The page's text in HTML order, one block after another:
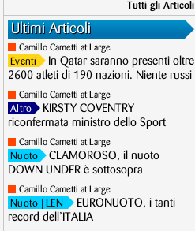
Tutti gli Articoli
Ultimi Articoli
Camillo Cametti at Large
Eventi
In Qatar saranno presenti oltre
2600 atleti di 190 nazioni. Niente russi
Camillo Cametti at Large
Altro
KIRSTY COVENTRY
riconfermata ministro dello Sport
Camillo Cametti at Large
Nuoto
CLAMOROSO, il nuoto
DOWN UNDER è sottosopra
Camillo Cametti at Large
Nuoto | LEN
EURONUOTO, i tanti
record dell’ITALIA